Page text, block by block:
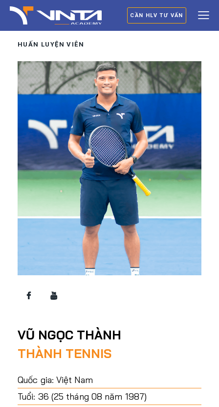
CẦN HLV TƯ VẤN
HUẤN LUYỆN VIÊN
VŨ NGỌC THÀNH
THÀNH TENNIS
Quốc gia: Việt Nam
Tuổi: 36 (25 tháng 08 năm 1987)